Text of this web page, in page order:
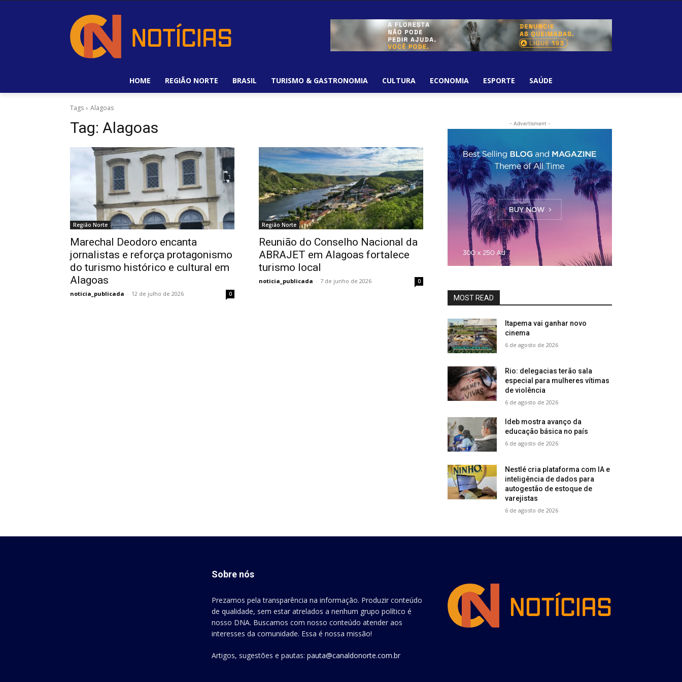
HOME REGIÃO NORTE BRASIL TURISMO & GASTRONOMIA CULTURA ECONOMIA ESPORTE SAÚDE
Tags Alagoas
Tag: Alagoas
Região Norte
Marechal Deodoro encanta
jornalistas e reforça protagonismo
do turismo histórico e cultural em
Alagoas
noticia_publicada - 12 de julho de 2026 0
Região Norte
Reunião do Conselho Nacional da
ABRAJET em Alagoas fortalece
turismo local
noticia_publicada - 7 de junho de 2026 0
- Advertisment -
MOST READ
Itapema vai ganhar novo
cinema
6 de agosto de 2026
Rio: delegacias terão sala
especial para mulheres vítimas
de violência
6 de agosto de 2026
Ideb mostra avanço da
educação básica no país
6 de agosto de 2026
Nestlé cria plataforma com IA e
inteligência de dados para
autogestão de estoque de
varejistas
6 de agosto de 2026
Sobre nós
Prezamos pela transparência na informação. Produzir conteúdo
de qualidade, sem estar atrelados a nenhum grupo político é
nosso DNA. Buscamos com nosso conteúdo atender aos
interesses da comunidade. Essa é nossa missão!
Artigos, sugestões e pautas: pauta@canaldonorte.com.br